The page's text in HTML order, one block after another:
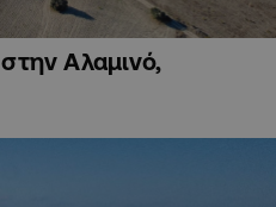
Αλαμινό,